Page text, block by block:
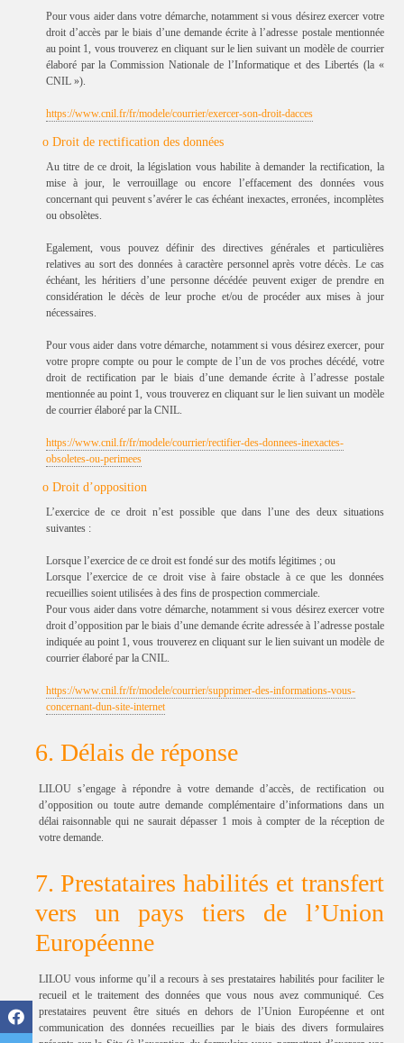
Pour vous aider dans votre démarche, notamment si vous désirez exercer votre
droit d’accès par le biais d’une demande écrite à l’adresse postale mentionnée
au point 1, vous trouverez en cliquant sur le lien suivant un modèle de courrier
élaboré par la Commission Nationale de l’Informatique et des Libertés (la «
CNIL »).
https://www.cnil.fr/fr/modele/courrier/exercer-son-droit-dacces
o Droit de rectification des données
Au titre de ce droit, la législation vous habilite à demander la rectification, la
mise à jour, le verrouillage ou encore l’effacement des données vous
concernant qui peuvent s’avérer le cas échéant inexactes, erronées, incomplètes
ou obsolètes.
Egalement, vous pouvez définir des directives générales et particulières
relatives au sort des données à caractère personnel après votre décès. Le cas
échéant, les héritiers d’une personne décédée peuvent exiger de prendre en
considération le décès de leur proche et/ou de procéder aux mises à jour
nécessaires.
Pour vous aider dans votre démarche, notamment si vous désirez exercer, pour
votre propre compte ou pour le compte de l’un de vos proches décédé, votre
droit de rectification par le biais d’une demande écrite à l’adresse postale
mentionnée au point 1, vous trouverez en cliquant sur le lien suivant un modèle
de courrier élaboré par la CNIL.
https://www.cnil.fr/fr/modele/courrier/rectifier-des-donnees-inexactes-
obsoletes-ou-perimees
o Droit d’opposition
L’exercice de ce droit n’est possible que dans l’une des deux situations
suivantes :
Lorsque l’exercice de ce droit est fondé sur des motifs légitimes ; ou
Lorsque l’exercice de ce droit vise à faire obstacle à ce que les données
recueillies soient utilisées à des fins de prospection commerciale.
Pour vous aider dans votre démarche, notamment si vous désirez exercer votre
droit d’opposition par le biais d’une demande écrite adressée à l’adresse postale
indiquée au point 1, vous trouverez en cliquant sur le lien suivant un modèle de
courrier élaboré par la CNIL.
https://www.cnil.fr/fr/modele/courrier/supprimer-des-informations-vous-
concernant-dun-site-internet
6. Délais de réponse
LILOU s’engage à répondre à votre demande d’accès, de rectification ou
d’opposition ou toute autre demande complémentaire d’informations dans un
délai raisonnable qui ne saurait dépasser 1 mois à compter de la réception de
votre demande.
7. Prestataires habilités et transfert
vers un pays tiers de l’Union
Européenne
LILOU vous informe qu’il a recours à ses prestataires habilités pour faciliter le
recueil et le traitement des données que vous nous avez communiqué. Ces
prestataires peuvent être situés en dehors de l’Union Européenne et ont
communication des données recueillies par le biais des divers formulaires